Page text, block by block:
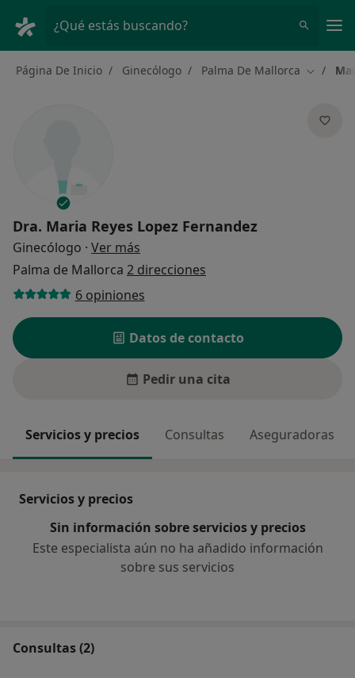
¿Qué estás buscando?
Página De Inicio Ginecólogo Palma De Mallorca Cambiar
Dra. Maria Reyes Lopez Fernandez
Ginecólogo · Ver más
Palma de Mallorca 2 direcciones
6 opiniones
Datos de contacto
Pedir una cita
Servicios y precios Consultas Aseguradoras
Servicios y precios
Sin información sobre servicios y precios
Este especialista aún no ha añadido información
sobre sus servicios
Consultas (2)